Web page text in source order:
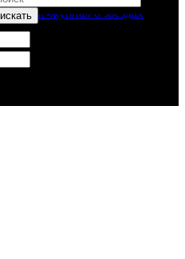
искать